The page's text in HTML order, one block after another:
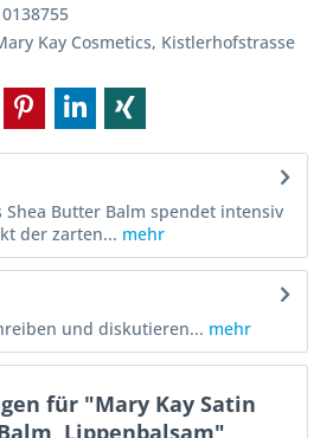
Kay Cosmetics, Kistlerhofstrasse
Shea Butter Balm spendet intensiv
der zarten... mehr
und diskutieren... mehr
für "Mary Kay Satin
Lippenbalsam"